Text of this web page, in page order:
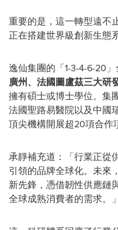
重要的是，這一轉型遠不
正在搭建世界級創新生態系
逸仙集團的「1-3-4-6-20
廣州、法國圖盧茲三大研
擁有碩士或博士學位。集
法國聖路易醫院以及中國
頂尖機構開展超20項合作
承靜補充道：「行業正從
引領的品牌全球化。未來
新先鋒，憑借韌性供應鏈
全球成熟消費者的需求。」